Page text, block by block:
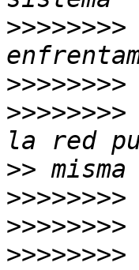
>>>>>>>>
>>>>>>>>
>>>>>>>>
>>
>>>>>>>>
>>>>>>>>
>>>>>>>>